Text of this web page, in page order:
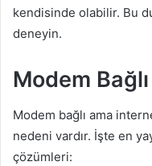
kendisinde olabilir. Bu
deneyin.
Modem
Modem bağlı ama
nedeni vardır. İşte en
çözümleri: